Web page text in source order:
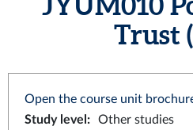
Trust
Open the course unit
Study level :
Other studies